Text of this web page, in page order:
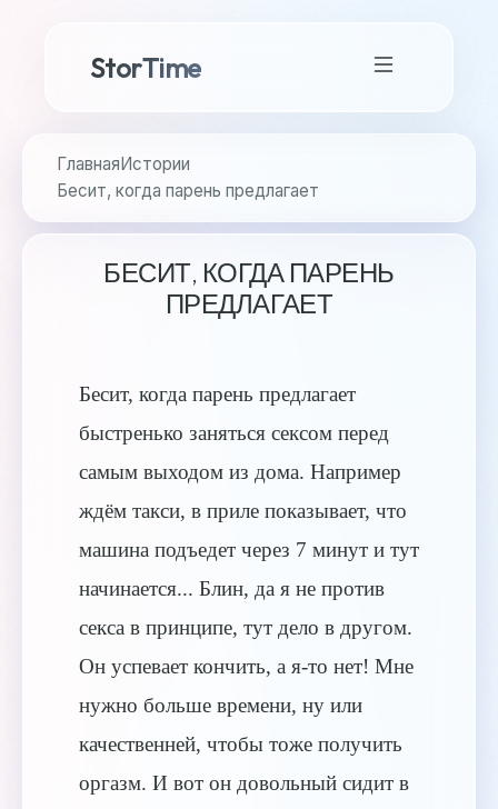
StorTime
ГлавнаяИстории
Бесит, когда парень предлагает
БЕСИТ, КОГДА ПАРЕНЬ
ПРЕДЛАГАЕТ
Бесит, когда парень предлагает
быстренько заняться сексом перед
самым выходом из дома. Например
ждём такси, в приле показывает, что
машина подъедет через 7 минут и тут
начинается... Блин, да я не против
секса в принципе, тут дело в другом.
Он успевает кончить, а я-то нет! Мне
нужно больше времени, ну или
качественней, чтобы тоже получить
оргазм. И вот он довольный сидит в